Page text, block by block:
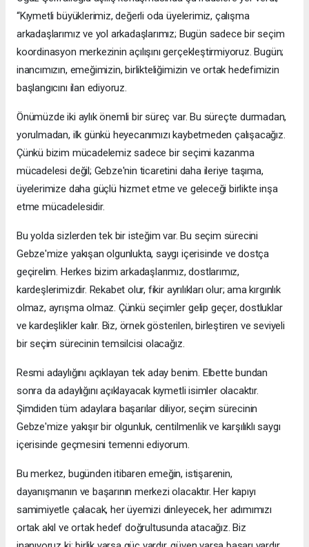
“Kıymetli büyüklerimiz, değerli oda üyelerimiz, çalışma
arkadaşlarımız ve yol arkadaşlarımız; Bugün sadece bir seçim
koordinasyon merkezinin açılışını gerçekleştirmiyoruz. Bugün;
inancımızın, emeğimizin, birlikteliğimizin ve ortak hedefimizin
başlangıcını ilan ediyoruz.
Önümüzde iki aylık önemli bir süreç var. Bu süreçte durmadan,
yorulmadan, ilk günkü heyecanımızı kaybetmeden çalışacağız.
Çünkü bizim mücadelemiz sadece bir seçimi kazanma
mücadelesi değil; Gebze'nin ticaretini daha ileriye taşıma,
üyelerimize daha güçlü hizmet etme ve geleceği birlikte inşa
etme mücadelesidir.
Bu yolda sizlerden tek bir isteğim var. Bu seçim sürecini
Gebze'mize yakışan olgunlukta, saygı içerisinde ve dostça
geçirelim. Herkes bizim arkadaşlarımız, dostlarımız,
kardeşlerimizdir. Rekabet olur, fikir ayrılıkları olur; ama kırgınlık
olmaz, ayrışma olmaz. Çünkü seçimler gelip geçer, dostluklar
ve kardeşlikler kalır. Biz, örnek gösterilen, birleştiren ve seviyeli
bir seçim sürecinin temsilcisi olacağız.
Resmi adaylığını açıklayan tek aday benim. Elbette bundan
sonra da adaylığını açıklayacak kıymetli isimler olacaktır.
Şimdiden tüm adaylara başarılar diliyor, seçim sürecinin
Gebze'mize yakışır bir olgunluk, centilmenlik ve karşılıklı saygı
içerisinde geçmesini temenni ediyorum.
Bu merkez, bugünden itibaren emeğin, istişarenin,
dayanışmanın ve başarının merkezi olacaktır. Her kapıyı
samimiyetle çalacak, her üyemizi dinleyecek, her adımımızı
ortak akıl ve ortak hedef doğrultusunda atacağız. Biz